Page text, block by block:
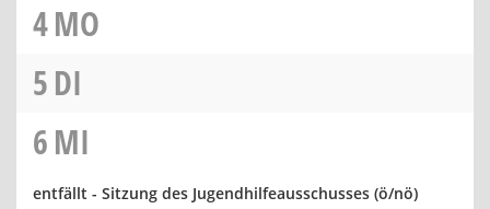
4MO
5DI
6MI
entfällt - Sitzung des Jugendhilfeausschusses (ö/nö)